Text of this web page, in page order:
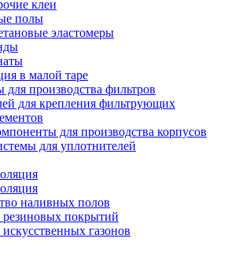
клеи
полы
эластомеры
в малой таре
для производства фильтров
для крепления фильтрующих
для производства корпусов
для уплотнителей
наливных полов
резиновых покрытий
газонов